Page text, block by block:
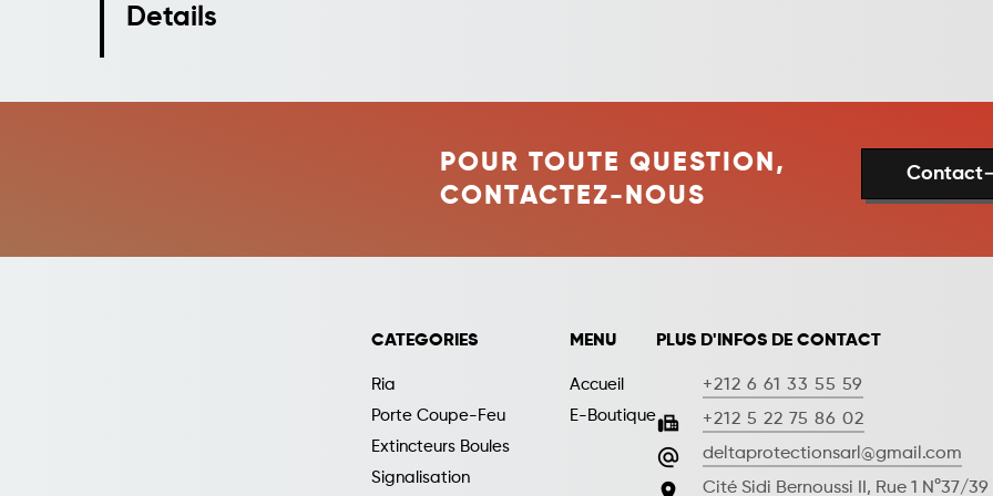
Details
POUR TOUTE QUESTION,
CONTACTEZ-NOUS
Contact
CATEGORIES
Ria
Porte Coupe-Feu
Extincteurs Boules
Signalisation
MENU
Accueil
E-Boutique
PLUS D'INFOS DE CONTACT
+212 6 61 33 55 59
fax +212 5 22 75 86 02
alternate_email deltaprotectionsarl@gmail.com
Cité Sidi Bernoussi II, Rue 1 N°37/